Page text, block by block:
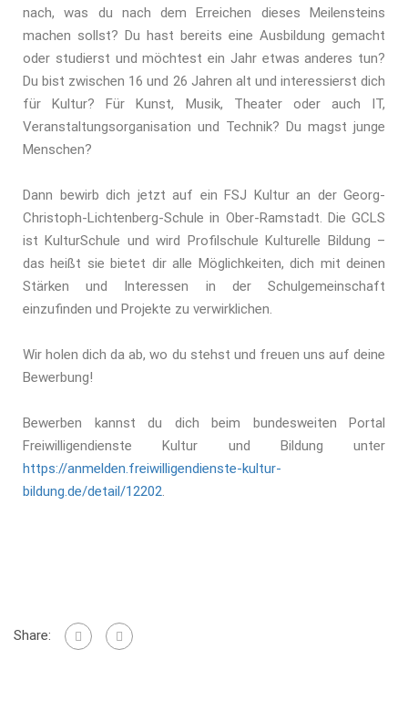
nach, was du nach dem Erreichen dieses Meilensteins
machen sollst? Du hast bereits eine Ausbildung gemacht
oder studierst und möchtest ein Jahr etwas anderes tun?
Du bist zwischen 16 und 26 Jahren alt und interessierst dich
für Kultur? Für Kunst, Musik, Theater oder auch IT,
Veranstaltungsorganisation und Technik? Du magst junge
Menschen?
Dann bewirb dich jetzt auf ein FSJ Kultur an der Georg-
Christoph-Lichtenberg-Schule in Ober-Ramstadt. Die GCLS
ist KulturSchule und wird Profilschule Kulturelle Bildung –
das heißt sie bietet dir alle Möglichkeiten, dich mit deinen
Stärken und Interessen in der Schulgemeinschaft
einzufinden und Projekte zu verwirklichen.
Wir holen dich da ab, wo du stehst und freuen uns auf deine
Bewerbung!
Bewerben kannst du dich beim bundesweiten Portal
Freiwilligendienste Kultur und Bildung unter
https://anmelden.freiwilligendienste-kultur-
bildung.de/detail/12202.
Share: